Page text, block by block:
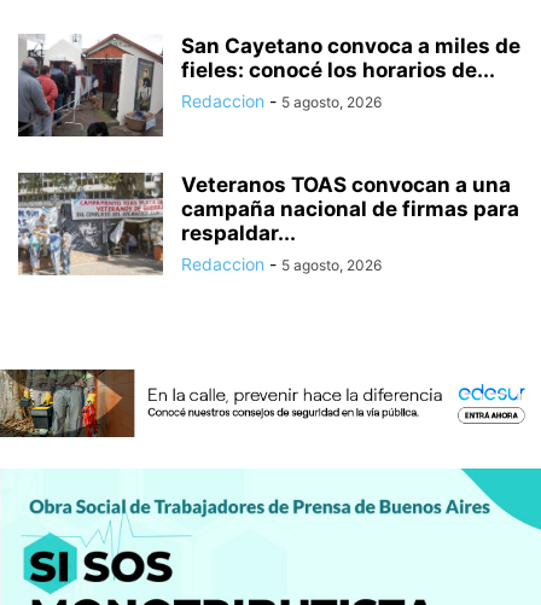
San Cayetano convoca a miles de
fieles: conocé los horarios de...
Redaccion - 5 agosto, 2026
Veteranos TOAS convocan a una
campaña nacional de firmas para
respaldar...
Redaccion - 5 agosto, 2026